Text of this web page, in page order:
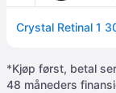
Crystal Retinal 1
*Kjøp først, betal
48 måneders